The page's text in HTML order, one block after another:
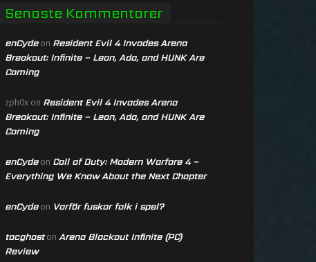
Senaste Kommentarer
enCydeon Resident Evil 4 Invades Arena
Breakout: Infinite – Leon, Ada, and HUNK Are
Coming
zph0x on Resident Evil 4 Invades Arena
Breakout: Infinite – Leon, Ada, and HUNK Are
Coming
enCydeon Call of Duty: Modern Warfare 4 –
Everything We Know About the Next Chapter
enCydeon Varför fuskar folk i spel?
tacghoston Arena Blackout Infinite (PC)
Review